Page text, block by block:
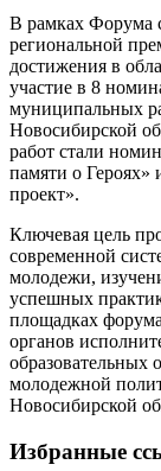
В рамках Форума
региональной
достижения в
участие в 8
муниципальных
Новосибирской
работ стали
памяти о
проект».
Ключевая цель
современной
молодежи,
успешных
площадках
органов
образовательных
молодежной
Новосибирской
Избранные